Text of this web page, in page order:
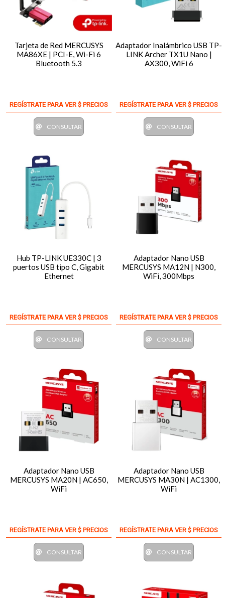
Tarjeta de Red MERCUSYS
MA86XE | PCI-E, Wi-Fi 6
Bluetooth 5.3
REGÍSTRATE PARA VER $ PRECIOS
CONSULTAR
Adaptador Inalámbrico USB TP-
LINK Archer TX1U Nano |
AX300, WiFi 6
REGÍSTRATE PARA VER $ PRECIOS
CONSULTAR
Hub TP-LINK UE330C | 3
puertos USB tipo C, Gigabit
Ethernet
REGÍSTRATE PARA VER $ PRECIOS
CONSULTAR
Adaptador Nano USB
MERCUSYS MA12N | N300,
WiFi, 300Mbps
REGÍSTRATE PARA VER $ PRECIOS
CONSULTAR
Adaptador Nano USB
MERCUSYS MA20N | AC650,
WiFi
REGÍSTRATE PARA VER $ PRECIOS
CONSULTAR
Adaptador Nano USB
MERCUSYS MA30N | AC1300,
WiFi
REGÍSTRATE PARA VER $ PRECIOS
CONSULTAR